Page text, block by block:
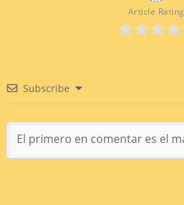
Article Rating
Subscribe